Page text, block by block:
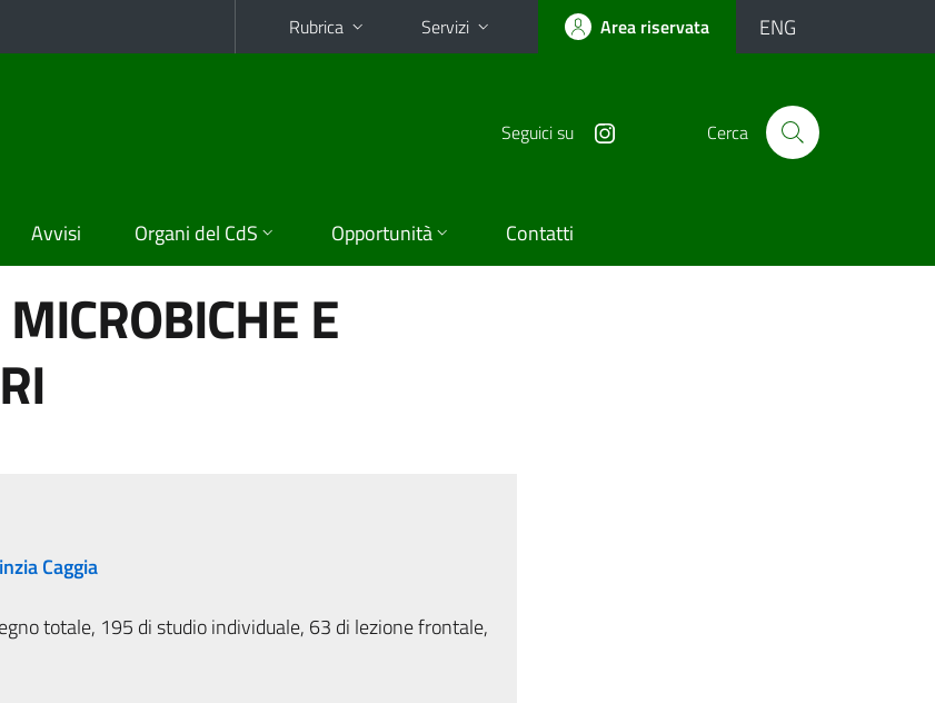
Rubrica Servizi Area riservata ENG
Seguici su Cerca
Avvisi Organi del CdS Opportunità Contatti
E
Caggia
totale, 195 di studio individuale, 63 di lezione frontale,